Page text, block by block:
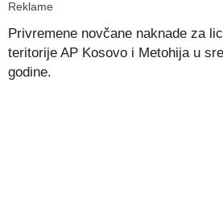
Reklame
Privremene novčane naknade za
teritorije AP Kosovo i Metohija u
godine.